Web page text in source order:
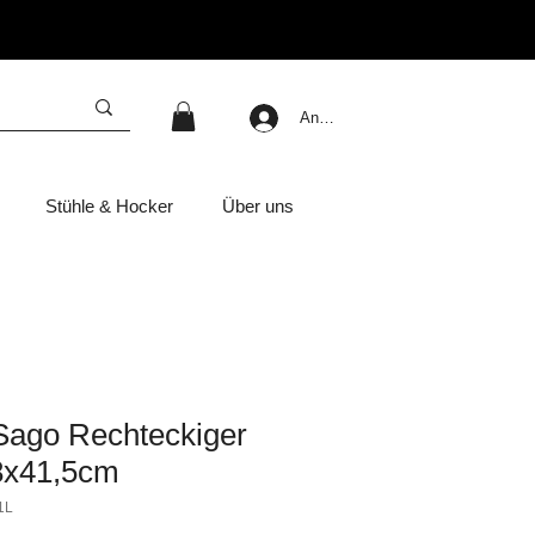
Stühle & Hocker Über uns
Anmelden
Rechteckiger